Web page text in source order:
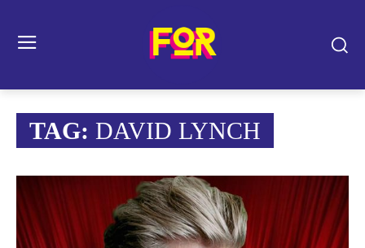
TAG: DAVID LYNCH